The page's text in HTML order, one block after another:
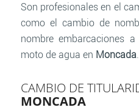
Son profesionales en el
como el cambio de
nombre embarcaciones
moto de agua en Moncada
CAMBIO DE
MONCADA